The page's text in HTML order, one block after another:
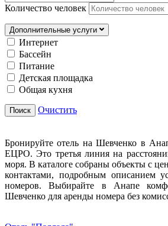
Количество человек
Дополнительные услуги
Интернет
Бассейн
Питание
Детская площадка
Общая кухня
Поиск Очистить
Бронируйте отель на Шевченко в
ЕЦРО. Это третья линия на
моря. В каталоге собраны объекты с
контактами, подробным описанием
номеров. Выбирайте в Анапе
Шевченко для аренды номера без